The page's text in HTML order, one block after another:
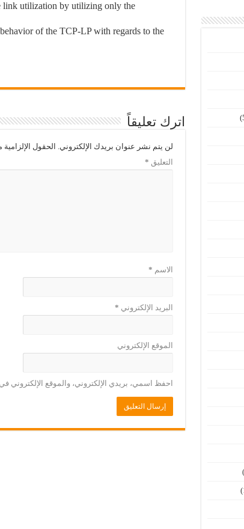
link utilization by utilizing only the
of the TCP-LP with regards to the
اترك تعليقاً
لن يتم نشر عنوان بريدك الإلكتروني. الحقول الإلزامية
التعليق *
الاسم *
البريد الإلكتروني *
الموقع الإلكتروني
احفظ اسمي، بريدي الإلكتروني، والموقع الإلكتروني